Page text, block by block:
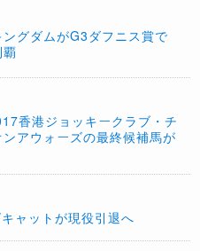
ングダムがG3ダフニス賞で
香港ジョッキークラブ・チ
ンアウォーズの最終候補馬が
ャットが現役引退へ